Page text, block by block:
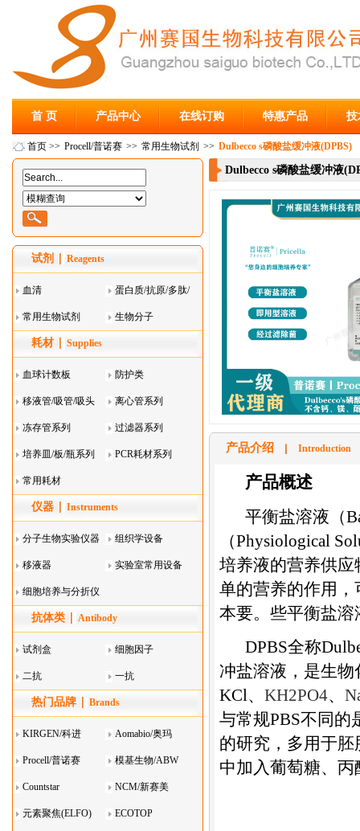
首 页 产品中心 在线订购 特惠产品 技
首页 >> Procell/普诺赛 >> 常用生物试剂 >> Dulbecco s磷酸盐缓冲液(DPBS)
试剂 Reagents
血清 蛋白质/抗原/多肽/
酶
常用生物试剂 生物分子
耗材 Supplies
血球计数板 防护类
移液管/吸管/吸头
系列
离心管系列
冻存管系列 过滤器系列
培养皿/板/瓶系列 PCR耗材系列
常用耗材
仪器 Instruments
分子生物实验仪器 组织学设备
移液器 实验室常用设备
细胞培养与分折仪
器叠
抗体类 Antibody
试剂盒 细胞因子
二抗 一抗
热门品牌 Brands
KIRGEN/科进 Aomabio/奥玛
Procell/普诺赛 模基生物/ABW
Countstar NCM/新赛美
元素聚焦(ELFO) ECOTOP
Dulbecco s磷酸盐缓冲液
产品介绍 Introduction
产品概述
平衡盐溶液（
（Physiological
培养液的营养供
单的营养的作用
本要。些平衡盐
DPBS全称
冲盐溶液，是生
KCl、 KH2PO4、
与常规PBS不同的
的研究，多用于
中加入葡萄糖、